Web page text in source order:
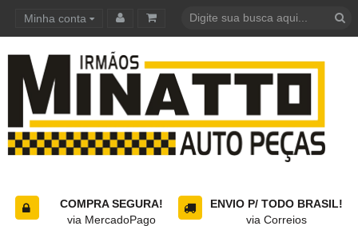
Minha conta
COMPRA SEGURA!
via MercadoPago
ENVIO P/ TODO BRASIL!
via Correios